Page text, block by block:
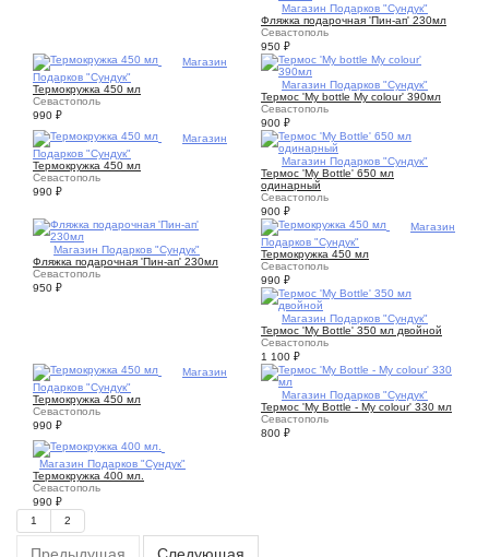
Магазин Подарков "Сундук"
Фляжка подарочная 'Пин-ап' 230мл
Севастополь
950 ₽
Магазин
Подарков "Сундук"
Термокружка 450 мл
Севастополь
990 ₽
Магазин Подарков "Сундук"
Термос 'My bottle My colour' 390мл
Севастополь
900 ₽
Магазин
Подарков "Сундук"
Термокружка 450 мл
Севастополь
990 ₽
Магазин Подарков "Сундук"
Термос 'My Bottle' 650 мл
одинарный
Севастополь
900 ₽
Магазин Подарков "Сундук"
Фляжка подарочная 'Пин-ап' 230мл
Севастополь
950 ₽
Магазин
Подарков "Сундук"
Термокружка 450 мл
Севастополь
990 ₽
Магазин Подарков "Сундук"
Термос 'My Bottle' 350 мл двойной
Севастополь
1 100 ₽
Магазин
Подарков "Сундук"
Термокружка 450 мл
Севастополь
990 ₽
Магазин Подарков "Сундук"
Термос 'My Bottle - My colour' 330 мл
Севастополь
800 ₽
Магазин Подарков "Сундук"
Термокружка 400 мл.
Севастополь
990 ₽
1
2
Предыдущая Следующая